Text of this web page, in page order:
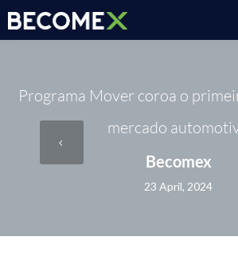
Programa Mover coroa o
mercado
Becomex
23 April, 2024